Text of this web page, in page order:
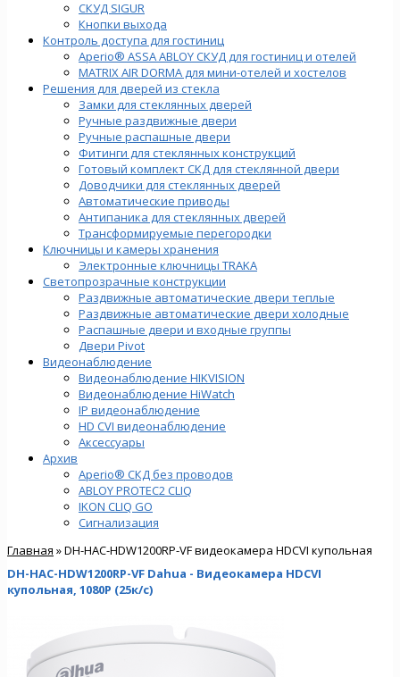
СКУД SIGUR
Кнопки выхода
Контроль доступа для гостиниц
Aperio® ASSA ABLOY СКУД для гостиниц и отелей
MATRIX AIR DORMA для мини-отелей и хостелов
Решения для дверей из стекла
Замки для стеклянных дверей
Ручные раздвижные двери
Ручные распашные двери
Фитинги для стеклянных конструкций
Готовый комплект СКД для стеклянной двери
Доводчики для стеклянных дверей
Автоматические приводы
Антипаника для стеклянных дверей
Трансформируемые перегородки
Ключницы и камеры хранения
Электронные ключницы TRAKA
Светопрозрачные конструкции
Раздвижные автоматические двери теплые
Раздвижные автоматические двери холодные
Распашные двери и входные группы
Двери Pivot
Видеонаблюдение
Видеонаблюдение HIKVISION
Видеонаблюдение HiWatch
IP видеонаблюдение
HD CVI видеонаблюдение
Аксессуары
Архив
Aperio® СКД без проводов
ABLOY PROTEC2 CLIQ
IKON CLIQ GO
Сигнализация
Главная » DH-HAC-HDW1200RP-VF видеокамера HDCVI купольная
DH-HAC-HDW1200RP-VF Dahua - Видеокамера HDCVI
купольная, 1080P (25к/с)